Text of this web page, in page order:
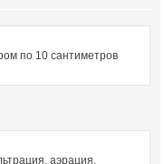
по 10 сантиметров
аэрация,